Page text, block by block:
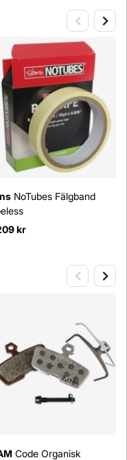
NoTubes Fälgband
kr
Code Organisk